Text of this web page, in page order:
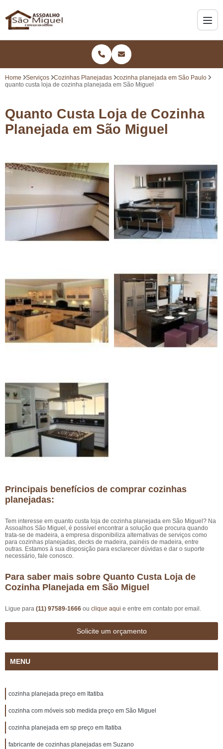
Home Serviços Cozinhas Planejadas
cozinha planejada em São Paulo
quanto custa loja de cozinha planejada em São Miguel
Quanto Custa Loja de Cozinha
Planejada em São Miguel
Principais benefícios de comprar cozinhas
planejadas:
Tem interesse em quanto custa loja de cozinha planejada em São Miguel? Na
Assoalhos São Miguel, é possível encontrar a solução que procura quando
trata-se de madeira, a empresa disponibiliza alternativas de serviços como
para cozinhas planejadas, decks de madeira, painéis de madeira, entre
outras. Estamos à sua disposição para esclarecer dúvidas e dar o suporte
necessário, fale conosco.
Para saber mais sobre Quanto Custa Loja de
Cozinha Planejada em São Miguel
Ligue para (11) 97589-1666 ou clique aqui e entre em contato por email.
Solicite um orçamento
MENU
cozinha planejada preço em Itatiba
cozinha com móveis sob medida preço em São Miguel
cozinha planejada em sp preço em Itatiba
fabricante de cozinhas planejadas em Suzano